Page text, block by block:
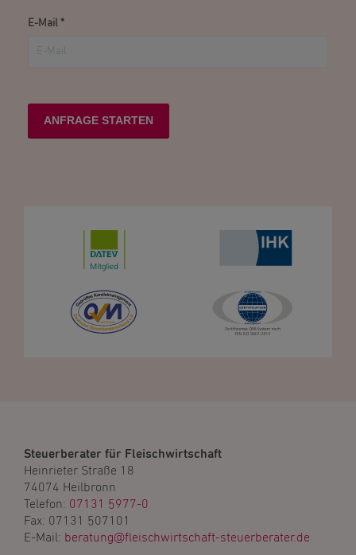
E-Mail *
ANFRAGE STARTEN
Steuerberater für Fleischwirtschaft
Heinrieter Straße 18
74074 Heilbronn
Telefon: 07131 5977-0
Fax: 07131 507101
E-Mail: beratung@fleischwirtschaft-steuerberater.de